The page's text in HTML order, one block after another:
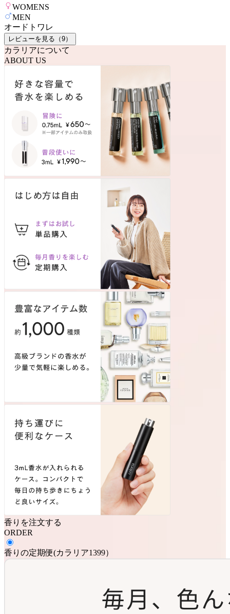
WOMENS
MEN
オードトワレ
レビューを見る（9）
カラリアについて
ABOUT US
香りを注文する
ORDER
香りの定期便(カラリア1399）